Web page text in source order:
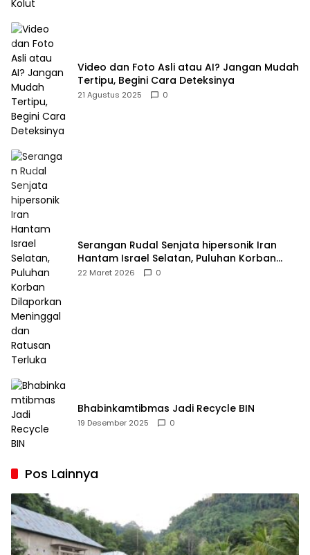
Video dan Foto Asli atau AI? Jangan Mudah
Tertipu, Begini Cara Deteksinya
21 Agustus 2025 0
Serangan Rudal Senjata hipersonik Iran
Hantam Israel Selatan, Puluhan Korban
Dilaporkan Meninggal dan Ratusan Terluka
22 Maret 2026 0
Bhabinkamtibmas Jadi Recycle BIN
19 Desember 2025 0
Pos Lainnya